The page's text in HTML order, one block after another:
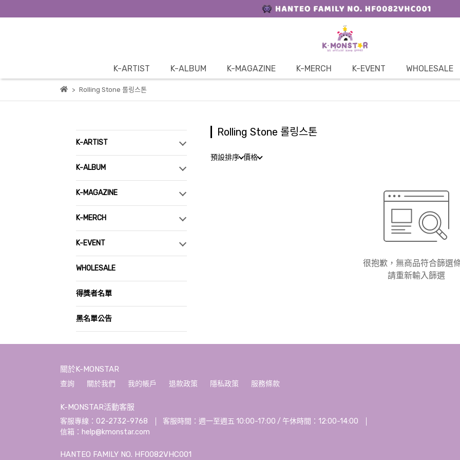
K-ARTIST K-ALBUM K-MAGAZINE K-MERCH K-EVENT WHOLESALE
Rolling Stone 롤링스톤
K-ARTIST
K-ALBUM
K-MAGAZINE
K-MERCH
K-EVENT
WHOLESALE
得獎者名單
黑名單公告
Rolling Stone 롤링스톤
預設排序 價格
很抱歉，無商品符合篩選
請重新輸入篩選
關於K-MONSTAR
查詢 關於我們 我的帳戶 退款政策 隱私政策 服務條款
K-MONSTAR活動客服
客服專線：02-2732-9768
客服時間：週一至週五 10:00-17:00 / 午休時間：12:00-14:00
信箱：help@kmonstar.com
HANTEO FAMILY NO. HF0082VHC001